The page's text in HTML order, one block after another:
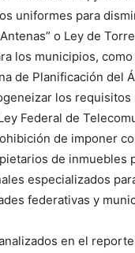
uniformes para
o Ley de
los municipios,
de Planificación del
los
Federal de
de imponer
de
especializados
federativas y
en el